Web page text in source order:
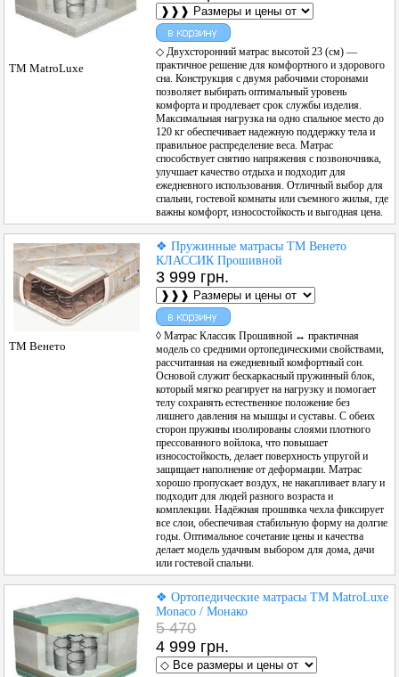
ТМ MatroLuxe
◇ Двухсторонний матрас высотой 23 (см) —
практичное решение для комфортного и здорового
сна. Конструкция с двумя рабочими сторонами
позволяет выбирать оптимальный уровень
комфорта и продлевает срок службы изделия.
Максимальная нагрузка на одно спальное место до
120 кг обеспечивает надежную поддержку тела и
правильное распределение веса. Матрас
способствует снятию напряжения с позвоночника,
улучшает качество отдыха и подходит для
ежедневного использования. Отличный выбор для
спальни, гостевой комнаты или съемного жилья, где
важны комфорт, износостойкость и выгодная цена.
ТМ Венето
❖ Пружинные матрасы ТМ Венето
КЛАССИК Прошивной
3 999 грн.
◊ Матрас Классик Прошивной ↔ практичная
модель со средними ортопедическими свойствами,
рассчитанная на ежедневный комфортный сон.
Основой служит бескаркасный пружинный блок,
который мягко реагирует на нагрузку и помогает
телу сохранять естественное положение без
лишнего давления на мышцы и суставы. С обеих
сторон пружины изолированы слоями плотного
прессованного войлока, что повышает
износостойкость, делает поверхность упругой и
защищает наполнение от деформации. Матрас
хорошо пропускает воздух, не накапливает влагу и
подходит для людей разного возраста и
комплекции. Надёжная прошивка чехла фиксирует
все слои, обеспечивая стабильную форму на долгие
годы. Оптимальное сочетание цены и качества
делает модель удачным выбором для дома, дачи
или гостевой спальни.
❖ Ортопедические матрасы ТМ MatroLuxe
Monaco / Монако
5 470
4 999 грн.